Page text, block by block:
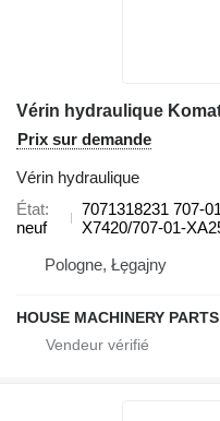
Prix sur demande
Vérin hydraulique
État
neuf
7071318231 707-
X7420/707-01-
Pologne, Łęgajny
HOUSE MACHINERY